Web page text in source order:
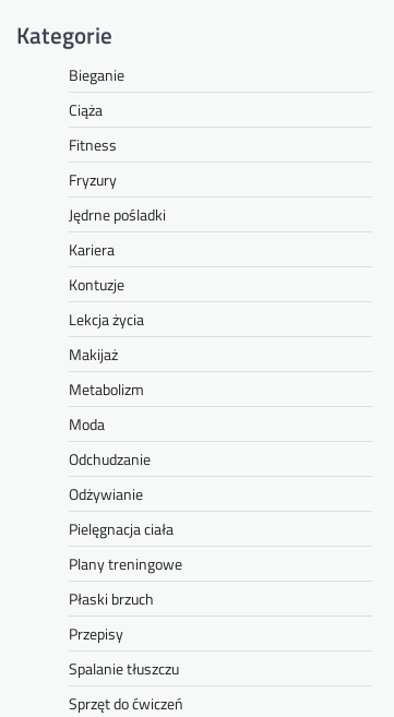
Kategorie
Bieganie
Ciąża
Fitness
Fryzury
Jędrne pośladki
Kariera
Kontuzje
Lekcja życia
Makijaż
Metabolizm
Moda
Odchudzanie
Odżywianie
Pielęgnacja ciała
Plany treningowe
Płaski brzuch
Przepisy
Spalanie tłuszczu
Sprzęt do ćwiczeń